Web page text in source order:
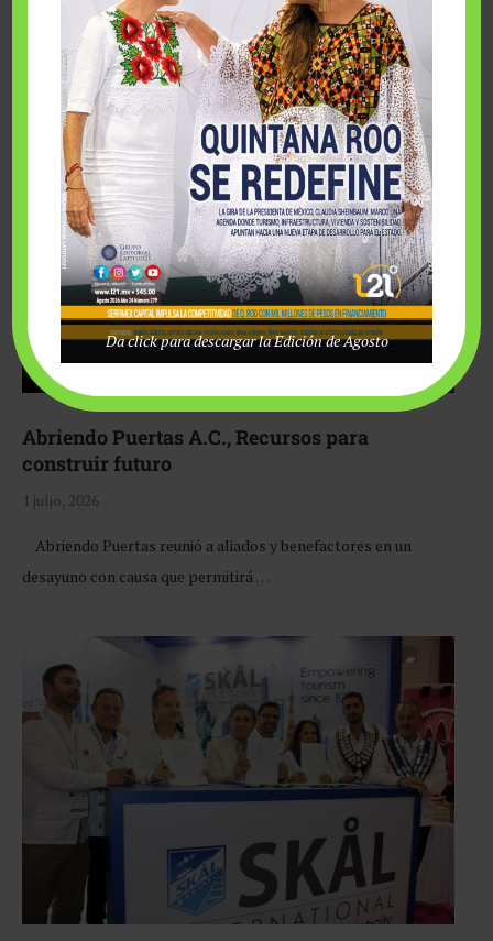
Fairmont Mayakoba y Make-A-Wish México unieron
esfuerzos para hacer realidad el deseo de una …
Abriendo Puertas A.C., Recursos para
construir futuro
1 julio, 2026
Abriendo Puertas reunió a aliados y benefactores en un
desayuno con causa que permitirá …
Da click para descargar la Edición de Agosto